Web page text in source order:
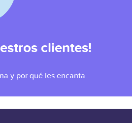
clientes!
y por qué les encanta.